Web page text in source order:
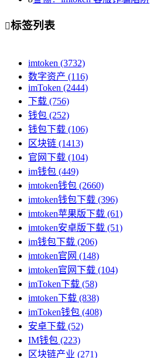
标签列表
imtoken (3732)
数字资产 (116)
imToken (2444)
下载 (756)
钱包 (252)
钱包下载 (106)
区块链 (1413)
官网下载 (104)
im钱包 (449)
imtoken钱包 (2660)
imtoken钱包下载 (396)
imtoken苹果版下载 (61)
imtoken安卓版下载 (51)
im钱包下载 (206)
imtoken官网 (148)
imtoken官网下载 (104)
imToken下载 (58)
imtoken下载 (838)
imToken钱包 (408)
安卓下载 (52)
IM钱包 (223)
区块链产业 (271)